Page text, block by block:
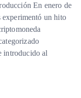
En enero de
experimentó un hito
introducido al